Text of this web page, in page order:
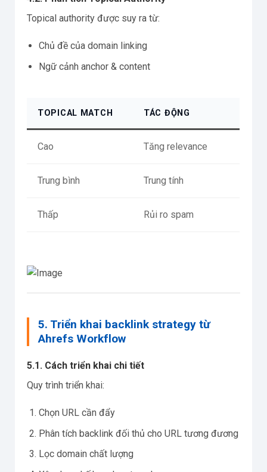
Topical authority được suy ra từ:
Chủ đề của domain linking
Ngữ cảnh anchor & content
TOPICAL MATCH TÁC ĐỘNG
Cao Tăng relevance
Trung bình Trung tính
Thấp Rủi ro spam
5. Triển khai backlink strategy từ
Ahrefs Workflow
5.1. Cách triển khai chi tiết
Quy trình triển khai:
Chọn URL cần đẩy
Phân tích backlink đối thủ cho URL tương đương
Lọc domain chất lượng